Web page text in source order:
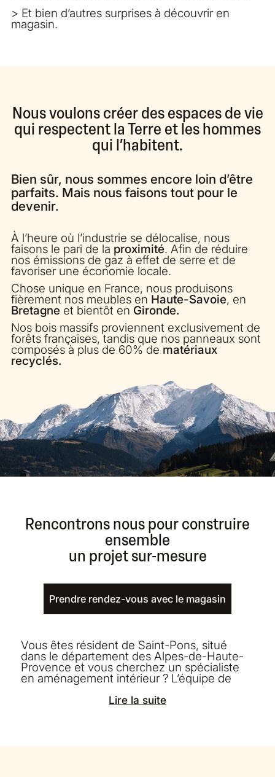
> Et bien d’autres surprises à découvrir en
magasin.
Nous voulons créer des espaces de vie
qui respectent la Terre et les hommes
qui l’habitent.
Bien sûr, nous sommes encore loin d’être
parfaits. Mais nous faisons tout pour le
devenir.
À l’heure où l’industrie se délocalise, nous
faisons le pari de la proximité. Afin de réduire
nos émissions de gaz à effet de serre et de
favoriser une économie locale.
Chose unique en France, nous produisons
fièrement nos meubles en Haute-Savoie, en
Bretagne et bientôt en Gironde.
Nos bois massifs proviennent exclusivement de
forêts françaises, tandis que nos panneaux sont
composés à plus de 60% de matériaux
recyclés.
Rencontrons nous pour construire
ensemble
un projet sur-mesure
Prendre rendez-vous avec le magasin
Vous êtes résident de Saint-Pons, situé
dans le département des Alpes-de-Haute-
Provence et vous cherchez un spécialiste
en aménagement intérieur ? L’équipe de
Morel est là pour vous accompagner dans la
réalisation de vos projets de cuisine
Lire la suite